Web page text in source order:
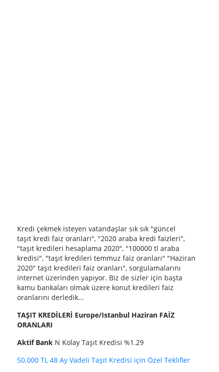
Kredi çekmek isteyen vatandaşlar sık sık "güncel
taşıt kredi faiz oranları", "2020 araba kredi faizleri",
"taşıt kredileri hesaplama 2020", "100000 tl araba
kredisi", "taşıt kredileri temmuz faiz oranları" "Haziran
2020" taşıt kredileri faiz oranları", sorgulamalarını
internet üzerinden yapıyor. Biz de sizler için başta
kamu bankaları olmak üzere konut kredileri faiz
oranlarını derledik...
TAŞIT KREDİLERİ Europe/Istanbul Haziran FAİZ
ORANLARI
Aktif Bank N Kolay Taşıt Kredisi %1.29
50.000 TL 48 Ay Vadeli Taşıt Kredisi için Özel Teklifler